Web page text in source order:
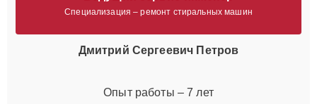
Специализация – ремонт стиральных машин
Дмитрий Сергеевич Петров
Опыт работы – 7 лет